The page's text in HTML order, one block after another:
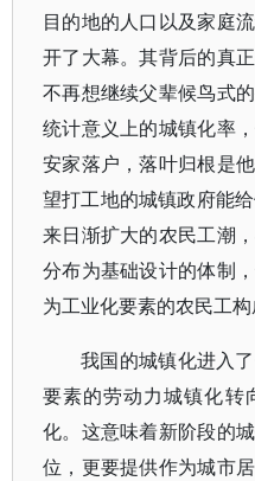
目的地的人口以及家庭
开了大幕。其背后的真
不再想继续父辈候鸟式
统计意义上的城镇化率
安家落户，落叶归根是
望打工地的城镇政府能
来日渐扩大的农民工潮
分布为基础设计的体制
为工业化要素的农民工构
我国的城镇化进入
要素的劳动力城镇化转
化。这意味着新阶段的
位，更要提供作为城市